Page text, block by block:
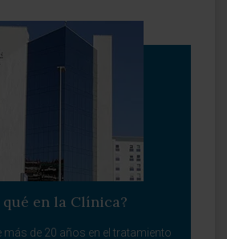
qué en la Clínica?
más de 20 años en el tratamiento